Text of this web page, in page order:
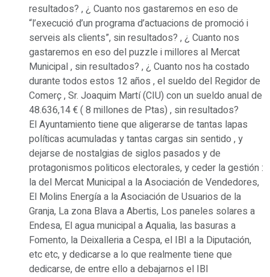
resultados? , ¿ Cuanto nos gastaremos en eso de
“l’execució d’un programa d’actuacions de promoció i
serveis als clients”, sin resultados? , ¿ Cuanto nos
gastaremos en eso del puzzle i millores al Mercat
Municipal , sin resultados? , ¿ Cuanto nos ha costado
durante todos estos 12 años , el sueldo del Regidor de
Comerç , Sr. Joaquim Martí (CIU) con un sueldo anual de
48.636,14 € ( 8 millones de Ptas) , sin resultados?
El Ayuntamiento tiene que aligerarse de tantas lapas
políticas acumuladas y tantas cargas sin sentido , y
dejarse de nostalgias de siglos pasados y de
protagonismos politicos electorales, y ceder la gestión :
la del Mercat Municipal a la Asociación de Vendedores,
El Molins Energía a la Asociación de Usuarios de la
Granja, La zona Blava a Abertis, Los paneles solares a
Endesa, El agua municipal a Aqualia, las basuras a
Fomento, la Deixalleria a Cespa, el IBI a la Diputación,
etc etc, y dedicarse a lo que realmente tiene que
dedicarse, de entre ello a debajarnos el IBI